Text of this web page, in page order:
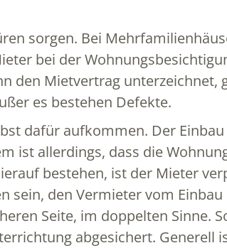
sorgen. Bei
bei der
den Mietvertrag unterzeichnet,
es bestehen Defekte.
dafür aufkommen. Der
ist allerdings, dass die
bestehen, ist der Mieter
den Vermieter vom
Seite, im doppelten Sinne.
abgesichert. Generell